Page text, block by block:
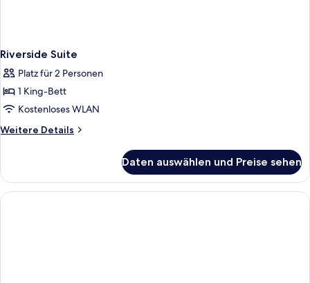
Riverside Suite
Platz für 2 Personen
1 King-Bett
Kostenloses WLAN
Weitere Details
Weitere
Suite
Daten auswählen und Preise sehen